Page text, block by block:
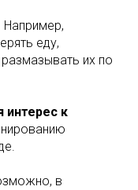
Например,
еду,
их по
интерес к
в